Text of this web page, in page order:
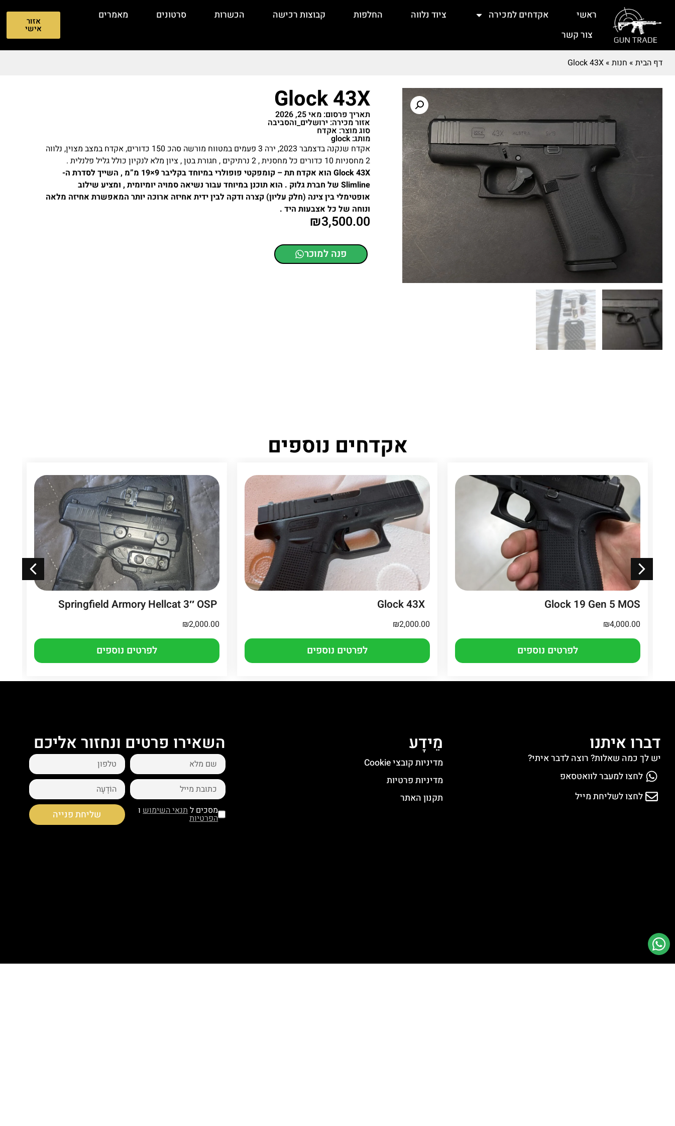
ראשי אקדחים למכירה ציוד נלווה החלפות קבוצות רכישה הכשרות סרטונים
מאמרים
צור קשר
אזור
אישי
דף הבית » חנות »
Glock 43X
Glock 43X
תאריך פרסום: מאי 25, 2026
אזור מכירה: ירושלים_והסביבה
סוג מוצר: אקדח
מותג: glock
אקדח שנקנה בדצמבר 2023, ירה 3 פעמים במטווח מורשה סהכ 150 כדורים, אקדח במצב מצוין, נלווה
2 מחסניות 10 כדורים כל מחסנית , 2 נרתיקים , חגורת בטן , ציון מלא לנקיון כולל גליל פלנלית .
Glock 43X הוא אקדח תת – קומפקטי פופולרי במיוחד בקליבר 9×19 מ”מ , השייך לסדרת ה-
Slimline של חברת גלוק . הוא תוכנן במיוחד עבור נשיאה סמויה יומיומית , ומציע שילוב
אופטימלי בין צינה (חלק עליון) קצרה ודקה לבין ידית אחיזה ארוכה יותר המאפשרת אחיזה מלאה
ונוחה של כל אצבעות היד .
₪3,500.00
פנה למוכר
אקדחים נוספים
Glock 19 Gen 5 MOS
₪4,000.00
לפרטים נוספים
₪2,000.00
לפרטים נוספים
₪2,000.00
לפרטים נוספים
השאירו פרטים ונחזור אליכם
מסכים לתנאי השימושו
הפרטיות שליחת פנייה
מֵידָע
מדיניות קובצי Cookie
מדיניות פרטיות
תקנון האתר
דברו איתנו
יש לך כמה שאלות? רוצה לדבר איתי?
לחצו למעבר לוואטסאפ
לחצו לשליחת מייל